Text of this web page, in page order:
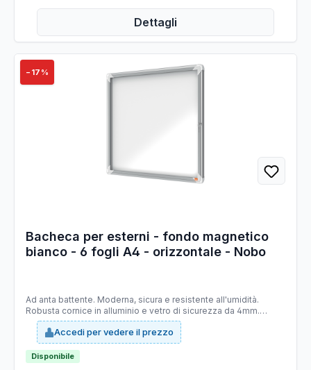
692x532x45mm.
Dettagli
−17%
Bacheca per esterni - fondo magnetico
bianco - 6 fogli A4 - orizzontale - Nobo
Ad anta battente. Moderna, sicura e resistente all'umidità.
Robusta cornice in alluminio e vetro di sicurezza da 4mm.
Fondo in acciaio bianco magnetico e scrivibile con pennarelli a
secco. Fissaggio semplice effettuabile da una sola persona.
Serratura con 2 chiavi. Dimensioni esterne: 70,9 x 66,8cm
Dimensioni interne: 65 x 70,9cm
Accedi per vedere il prezzo
Disponibile